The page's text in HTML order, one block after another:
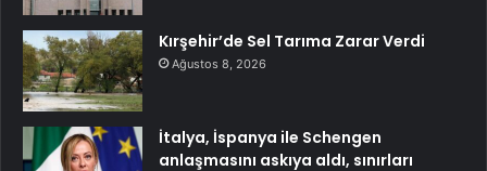
Kırşehir’de Sel Tarıma Zarar Verdi
Ağustos 8, 2026
İtalya, İspanya ile Schengen
anlaşmasını askıya aldı, sınırları